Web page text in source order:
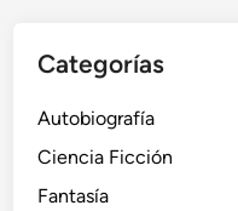
Categorías
Autobiografía
Ciencia Ficción
Fantasía